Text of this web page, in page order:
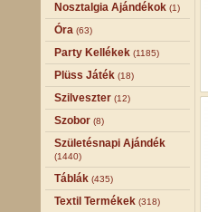
Nosztalgia Ajándékok (1)
Óra (63)
Party Kellékek (1185)
Plüss Játék (18)
Szilveszter (12)
Szobor (8)
Születésnapi Ajándék
(1440)
Táblák (435)
Textil Termékek (318)